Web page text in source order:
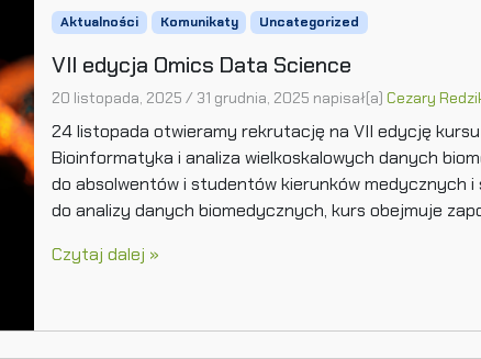
Aktualności Komunikaty Uncategorized
VII edycja Omics Data Science
20 listopada, 2025 / 31 grudnia, 2025 napisał(a) Cezary
24 listopada otwieramy rekrutację na VII edycję kursu
Bioinformatyka i analiza wielkoskalowych danych
do absolwentów i studentów kierunków medycznych i
do analizy danych biomedycznych, kurs obejmuje
Czytaj dalej »